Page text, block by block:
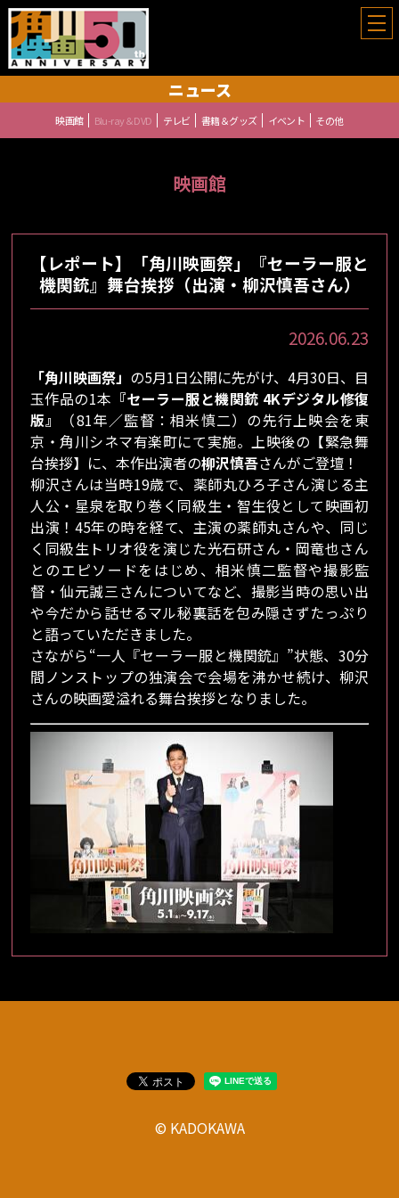
ニュース
映画館 Blu-ray＆DVD テレビ 書籍＆グッズ イベント その他
映画館
【レポート】「角川映画祭」『セーラー服と
機関銃』舞台挨拶（出演・柳沢慎吾さん）
2026.06.23
「角川映画祭」 の5月1日公開に先がけ、4月30日、目
玉作品の1本 『セーラー服と機関銃 4Kデジタル修復
版』
（81年／監督：相米慎二）の先行上映会を東
京・角川シネマ有楽町にて実施。上映後の【緊急舞
台挨拶】に、本作出演者の柳沢慎吾さんがご登壇！
柳沢さんは当時19歳で、薬師丸ひろ子さん演じる主
人公・星泉を取り巻く同級生・智生役として映画初
出演！45年の時を経て、主演の薬師丸さんや、同じ
く同級生トリオ役を演じた光石研さん・岡竜也さん
とのエピソードをはじめ、相米慎二監督や撮影監
督・仙元誠三さんについてなど、撮影当時の思い出
や今だから話せるマル秘裏話を包み隠さずたっぷり
と語っていただきました。
さながら“一人『セーラー服と機関銃』”状態、30分
間ノンストップの独演会で会場を沸かせ続け、柳沢
さんの映画愛溢れる舞台挨拶となりました。
© KADOKAWA